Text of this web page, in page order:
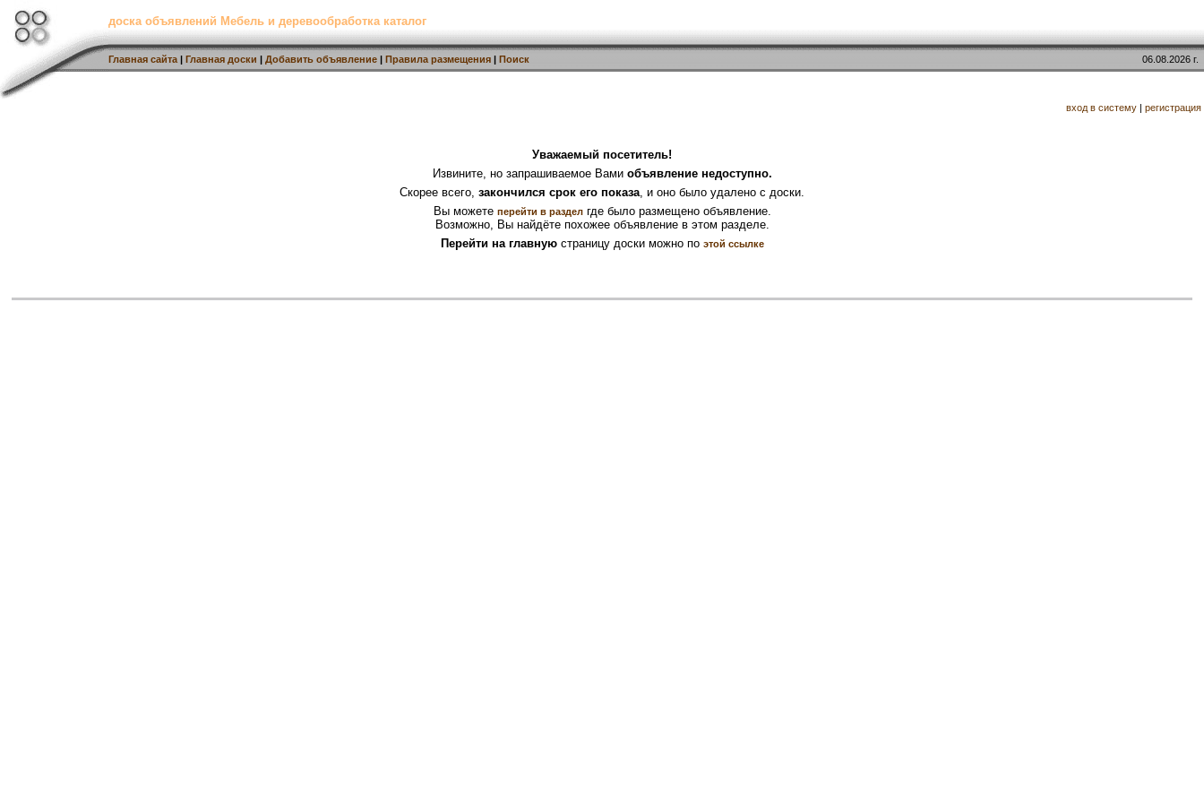
доска объявлений Мебель и деревообработка каталог
Главная сайта | Главная доски | Добавить объявление | Правила размещения | Поиск 06.08.2026 г.
вход в систему | регистрация
Уважаемый посетитель!
Извините, но запрашиваемое Вами объявление недоступно.
Скорее всего, закончился срок его показа, и оно было удалено с доски.
Вы можете перейти в разделгде было размещено объявление.
Возможно, Вы найдёте похожее объявление в этом разделе.
Перейти на главнуюстраницу доски можно по этой ссылке